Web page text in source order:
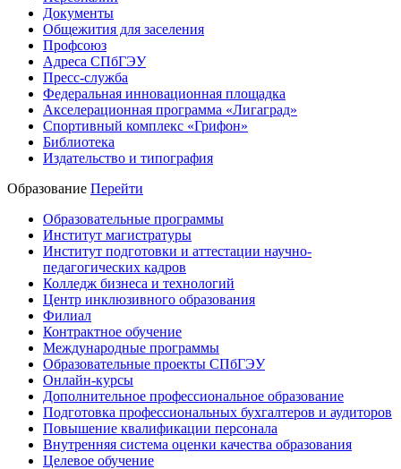
Документы
Общежития для заселения
Профсоюз
Адреса СПбГЭУ
Пресс-служба
Федеральная инновационная площадка
Акселерационная программа «Лигаград»­­
Спортивный комплекс «Грифон»
Библиотека
Издательство и типография
Образование Перейти
Образовательные программы
Институт магистратуры
Институт подготовки и аттестации научно-
педагогических кадров
Колледж бизнеса и технологий
Центр инклюзивного образования
Филиал
Контрактное обучение
Международные программы
Образовательные проекты СПбГЭУ
Онлайн-курсы
Дополнительное профессиональное образование
Подготовка профессиональных бухгалтеров и аудиторов
Повышение квалификации персонала
Внутренняя система оценки качества образования
Целевое обучение